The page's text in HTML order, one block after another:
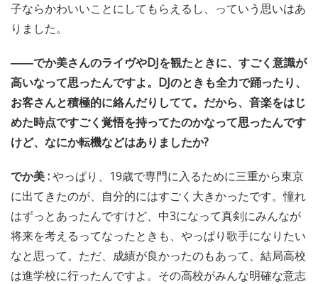
子ならかわいいことにしてもらえるし、っていう思いはあ
りました。
――でか美さんのライヴやDJを観たときに、すごく意識が
高いなって思ったんですよ。DJのときも全力で踊ったり、
お客さんと積極的に絡んだりしてて。だから、音楽をはじ
めた時点ですごく覚悟を持ってたのかなって思ったんです
けど、なにか転機などはありましたか?
でか美 :やっぱり、19歳で専門に入るために三重から東京
に出てきたのが、自分的にはすごく大きかったです。憧れ
はずっとあったんですけど、中3になって真剣にみんなが
将来を考えるってなったときも、やっぱり歌手になりたい
なと思って。ただ、成績が良かったのもあって、結局高校
は進学校に行ったんですよ。その高校がみんな明確な意志